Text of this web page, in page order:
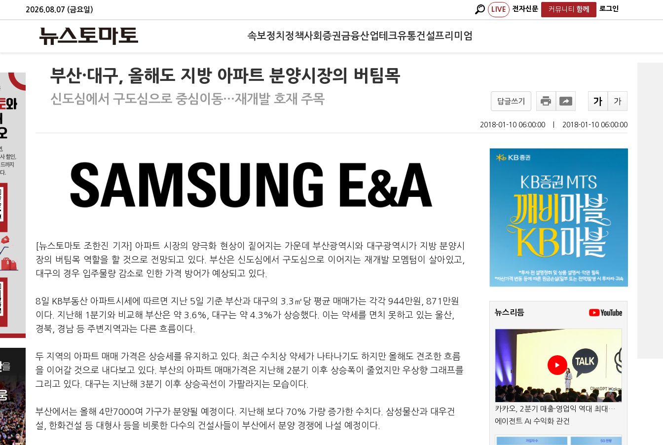
2026.08.07 (금요일) LIVE 전자신문 커뮤니티 함께 로그인
속보정치 정책사회 증권금융산업테크유통건설프리미엄
부산·대구, 올해도 지방 아파트 분양시장의 버팀목
신도심에서 구도심으로 중심이동…재개발 호재 주목 답글쓰기
2018-01-10 06:00:00 2018-01-10 06:00:00
[뉴스토마토 조한진 기자] 아파트 시장의 양극화 현상이 짙어지는 가운데 부산광역시와 대구광역시가 지방 분양시
장의 버팀목 역할을 할 것으로 전망되고 있다. 부산은 신도심에서 구도심으로 이어지는 재개발 모멤텀이 살아있고,
대구의 경우 입주물량 감소로 인한 가격 방어가 예상되고 있다.
8일 KB부동산 아파트시세에 따르면 지난 5일 기준 부산과 대구의 3.3㎡당 평균 매매가는 각각 944만원, 871만원
이다. 지난해 1분기와 비교해 부산은 약 3.6%, 대구는 약 4.3%가 상승했다. 이는 약세를 면치 못하고 있는 울산,
경북, 경남 등 주변지역과는 다른 흐름이다.
두 지역의 아파트 매매 가격은 상승세를 유지하고 있다. 최근 수치상 약세가 나타나기도 하지만 올해도 견조한 흐름
을 이어갈 것으로 내다보고 있다. 부산의 아파트 매매가격은 지난해 2분기 이후 상승폭이 줄었지만 우상향 그래프를
그리고 있다. 대구는 지난해 3분기 이후 상승곡선이 가팔라지는 모습이다.
부산에서는 올해 4만7000여 가구가 분양될 예정이다. 지난해 보다 70% 가량 증가한 수치다. 삼성물산과 대우건
설, 한화건설 등 대형사 등을 비롯한 다수의 건설사들이 부산에서 분양 경쟁에 나설 예정이다.
뉴스리듬
카카오, 2분기 매출·영업익 역대 최대…
에이전트 AI 수익화 관건